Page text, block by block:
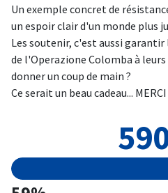
Un exemple concret de
un espoir clair d'un monde plus
Les soutenir, c'est aussi
de l'Operazione Colomba à
donner un coup de main ?
Ce serait un beau cadeau... MERCI